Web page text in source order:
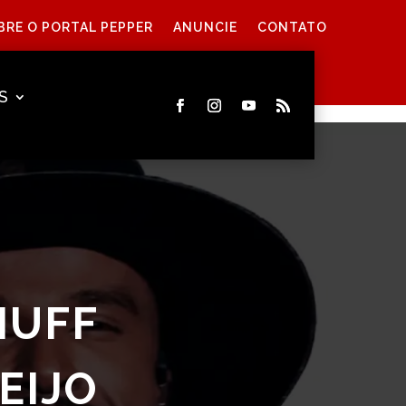
O PORTAL PEPPER ANUNCIE CONTATO